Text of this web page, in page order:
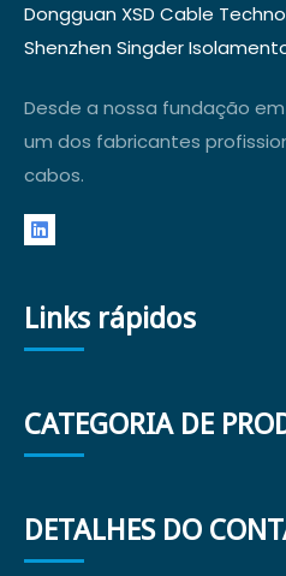
Dongguan XSD Cable
Shenzhen Singder
Desde a nossa fundação em
um dos fabricantes
cabos.
Links rápidos
CATEGORIA DE
DETALHES DO